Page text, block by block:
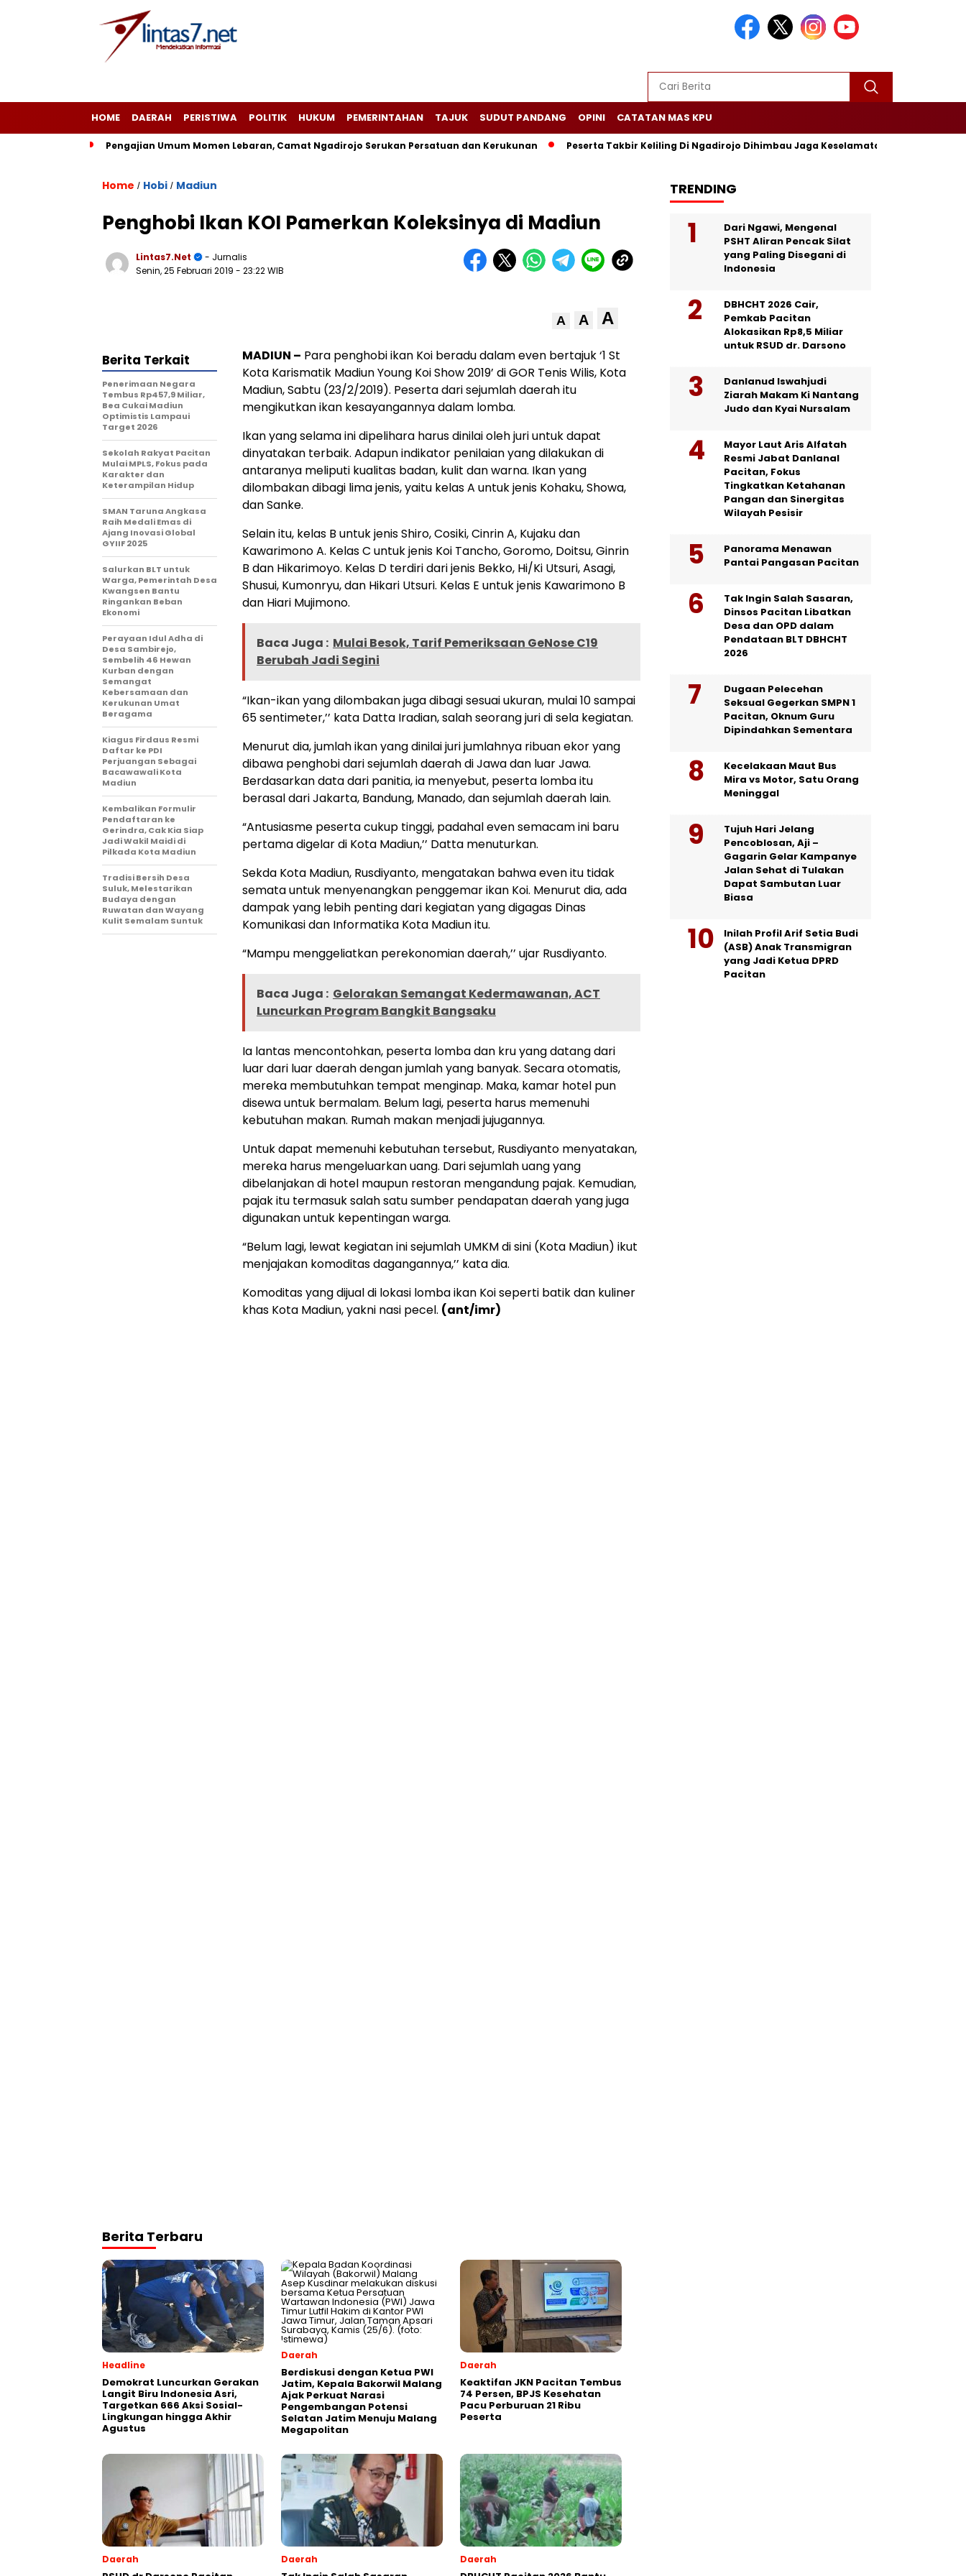
HOME DAERAH PERISTIWA POLITIK HUKUM PEMERINTAHAN TAJUK SUDUT PANDANG OPINI CATATAN MAS KPU
Pengajian Umum Momen Lebaran, Camat Ngadirojo Serukan Persatuan dan Kerukunan Peserta Takbir Keliling Di Ngadirojo Dihimbau Jaga Keselamatan dan Ketertiban
Home / Hobi / Madiun
Penghobi Ikan KOI Pamerkan Koleksinya di Madiun
Lintas7.net
- Jurnalis
Senin, 25 Februari 2019 - 23:22 WIB
A A A
MADIUN – Para penghobi ikan Koi beradu dalam even bertajuk ‘1 St
Kota Karismatik Madiun Young Koi Show 2019’ di GOR Tenis Wilis, Kota
Madiun, Sabtu (23/2/2019). Peserta dari sejumlah daerah itu
mengikutkan ikan kesayangannya dalam lomba.
Ikan yang selama ini dipelihara harus dinilai oleh juri untuk dapat
dinyatakan terbaik. Adapun indikator penilaian yang dilakukan di
antaranya meliputi kualitas badan, kulit dan warna. Ikan yang
dilombakan dibagi lima jenis, yaitu kelas A untuk jenis Kohaku, Showa,
dan Sanke.
Selain itu, kelas B untuk jenis Shiro, Cosiki, Cinrin A, Kujaku dan
Kawarimono A. Kelas C untuk jenis Koi Tancho, Goromo, Doitsu, Ginrin
B dan Hikarimoyo. Kelas D terdiri dari jenis Bekko, Hi/Ki Utsuri, Asagi,
Shusui, Kumonryu, dan Hikari Utsuri. Kelas E untuk jenis Kawarimono B
dan Hiari Mujimono.
Baca Juga : Mulai Besok, Tarif Pemeriksaan GeNose C19
Berubah Jadi Segini
“Ikan-ikan yang dilombakan juga dibagi sesuai ukuran, mulai 10 sampai
65 sentimeter,’’ kata Datta Iradian, salah seorang juri di sela kegiatan.
Menurut dia, jumlah ikan yang dinilai juri jumlahnya ribuan ekor yang
dibawa penghobi dari sejumlah daerah di Jawa dan luar Jawa.
Berdasarkan data dari panitia, ia menyebut, peserta lomba itu
berasal dari Jakarta, Bandung, Manado, dan sejumlah daerah lain.
“Antusiasme peserta cukup tinggi, padahal even semacam ini baru
pertama digelar di Kota Madiun,’’ Datta menuturkan.
Sekda Kota Madiun, Rusdiyanto, mengatakan bahwa even itu tidak
semata untuk menyenangkan penggemar ikan Koi. Menurut dia, ada
dampak yang lebih penting dari kegiatan yang digagas Dinas
Komunikasi dan Informatika Kota Madiun itu.
“Mampu menggeliatkan perekonomian daerah,’’ ujar Rusdiyanto.
Baca Juga : Gelorakan Semangat Kedermawanan, ACT
Luncurkan Program Bangkit Bangsaku
Ia lantas mencontohkan, peserta lomba dan kru yang datang dari
luar dari luar daerah dengan jumlah yang banyak. Secara otomatis,
mereka membutuhkan tempat menginap. Maka, kamar hotel pun
disewa untuk bermalam. Belum lagi, peserta harus memenuhi
kebutuhan makan. Rumah makan menjadi jujugannya.
Untuk dapat memenuhi kebutuhan tersebut, Rusdiyanto menyatakan,
mereka harus mengeluarkan uang. Dari sejumlah uang yang
dibelanjakan di hotel maupun restoran mengandung pajak. Kemudian,
pajak itu termasuk salah satu sumber pendapatan daerah yang juga
digunakan untuk kepentingan warga.
“Belum lagi, lewat kegiatan ini sejumlah UMKM di sini (Kota Madiun) ikut
menjajakan komoditas dagangannya,’’ kata dia.
Komoditas yang dijual di lokasi lomba ikan Koi seperti batik dan kuliner
khas Kota Madiun, yakni nasi pecel. (ant/imr)
Berita Terkait
Penerimaan Negara
Tembus Rp457,9 Miliar,
Bea Cukai Madiun
Optimistis Lampaui
Target 2026
Sekolah Rakyat Pacitan
Mulai MPLS, Fokus pada
Karakter dan
Keterampilan Hidup
SMAN Taruna Angkasa
Raih Medali Emas di
Ajang Inovasi Global
GYIIF 2025
Salurkan BLT untuk
Warga, Pemerintah Desa
Kwangsen Bantu
Ringankan Beban
Ekonomi
Perayaan Idul Adha di
Desa Sambirejo,
Sembelih 46 Hewan
Kurban dengan
Semangat
Kebersamaan dan
Kerukunan Umat
Beragama
Kiagus Firdaus Resmi
Daftar ke PDI
Perjuangan Sebagai
Bacawawali Kota
Madiun
Kembalikan Formulir
Pendaftaran ke
Gerindra, Cak Kia Siap
Jadi Wakil Maidi di
Pilkada Kota Madiun
Tradisi Bersih Desa
Suluk, Melestarikan
Budaya dengan
Ruwatan dan Wayang
Kulit Semalam Suntuk
Berita Terbaru
Headline
Demokrat Luncurkan Gerakan
Langit Biru Indonesia Asri,
Targetkan 666 Aksi Sosial-
Lingkungan hingga Akhir
Agustus
Daerah
Berdiskusi dengan Ketua PWI
Jatim, Kepala Bakorwil Malang
Ajak Perkuat Narasi
Pengembangan Potensi
Selatan Jatim Menuju Malang
Megapolitan
Daerah
Keaktifan JKN Pacitan Tembus
74 Persen, BPJS Kesehatan
Pacu Perburuan 21 Ribu
Peserta
Daerah Daerah Daerah
TRENDING
Dari Ngawi, Mengenal
PSHT Aliran Pencak Silat
yang Paling Disegani di
Indonesia
DBHCHT 2026 Cair,
Pemkab Pacitan
Alokasikan Rp8,5 Miliar
untuk RSUD dr. Darsono
Danlanud Iswahjudi
Ziarah Makam Ki Nantang
Judo dan Kyai Nursalam
Mayor Laut Aris Alfatah
Resmi Jabat Danlanal
Pacitan, Fokus
Tingkatkan Ketahanan
Pangan dan Sinergitas
Wilayah Pesisir
Panorama Menawan
Pantai Pangasan Pacitan
Tak Ingin Salah Sasaran,
Dinsos Pacitan Libatkan
Desa dan OPD dalam
Pendataan BLT DBHCHT
2026
Dugaan Pelecehan
Seksual Gegerkan SMPN 1
Pacitan, Oknum Guru
Dipindahkan Sementara
Kecelakaan Maut Bus
Mira vs Motor, Satu Orang
Meninggal
Tujuh Hari Jelang
Pencoblosan, Aji –
Gagarin Gelar Kampanye
Jalan Sehat di Tulakan
Dapat Sambutan Luar
Biasa
Inilah Profil Arif Setia Budi
(ASB) Anak Transmigran
yang Jadi Ketua DPRD
Pacitan